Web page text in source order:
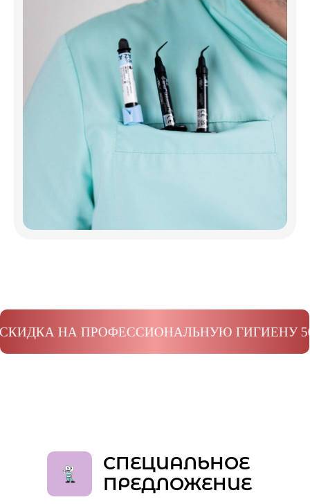
НА ПРОФЕССИОНАЛЬНУЮ ГИГИЕНУ 50%.
СПЕЦИАЛЬНОЕ
ПРЕДЛОЖЕНИЕ